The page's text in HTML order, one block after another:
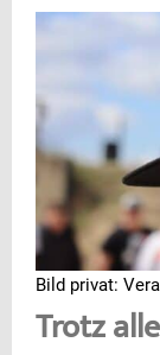
Bild privat:
Trotz